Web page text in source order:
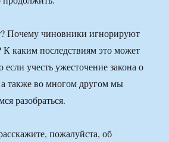
Почему чиновники игнорируют
К каким последствиям это может
если учесть ужесточение закона о
также во многом другом мы
разобраться.
пожалуйста, об